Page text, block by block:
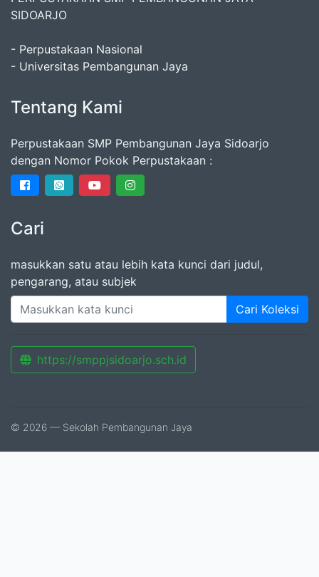
SIDOARJO
- Perpustakaan Nasional
- Universitas Pembangunan Jaya
Tentang Kami
Perpustakaan SMP Pembangunan Jaya Sidoarjo
dengan Nomor Pokok Perpustakaan :
Cari
masukkan satu atau lebih kata kunci dari judul,
pengarang, atau subjek
Cari Koleksi
https://smppjsidoarjo.sch.id
© 2026 — Sekolah Pembangunan Jaya